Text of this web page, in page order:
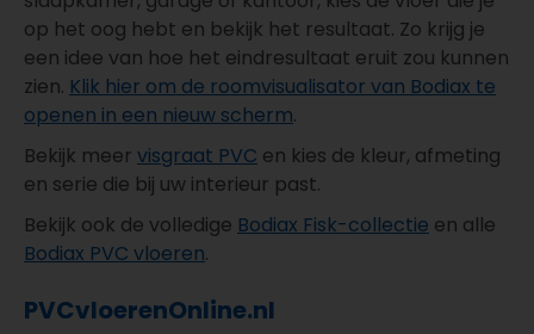
op het oog hebt en bekijk het resultaat. Zo krijg je
een idee van hoe het eindresultaat eruit zou kunnen
zien. Klik hier om de roomvisualisator van Bodiax te
openen in een nieuw scherm.
Bekijk meer visgraat PVC en kies de kleur, afmeting
en serie die bij uw interieur past.
Bekijk ook de volledige Bodiax Fisk-collectie en alle
Bodiax PVC vloeren.
PVCvloerenOnline.nl